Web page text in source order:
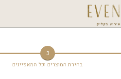
3
בחירת המוצרים וכל המאפיינים